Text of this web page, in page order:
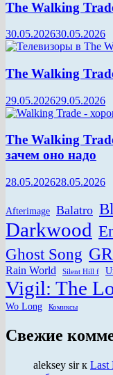
The Walking
30.05.202630.05.2026
The Walking
29.05.202629.05.2026
The Walking
зачем оно надо
28.05.202628.05.2026
Afterimage Balatro
Darkwood
Ghost Song
Rain World Silent Hill f
Vigil: The
Wo Long Комиксы
Свежие
aleksey sirк Last